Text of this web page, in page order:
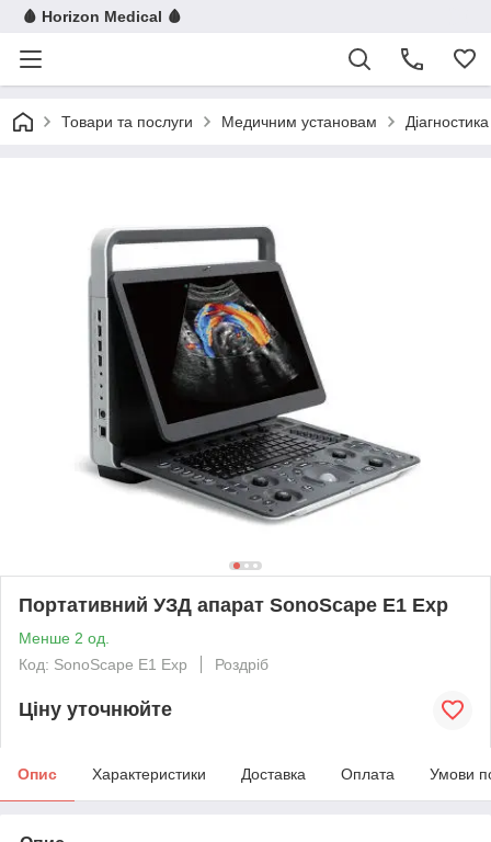
🩸 Horizon Medical 🩸
Товари та послуги Медичним установам Діагностика
Портативний УЗД апарат SonoScape E1 Exp
Менше 2 од.
Код: SonoScape E1 Exp
Роздріб
Ціну уточнюйте
Опис Характеристики Доставка Оплата Умови